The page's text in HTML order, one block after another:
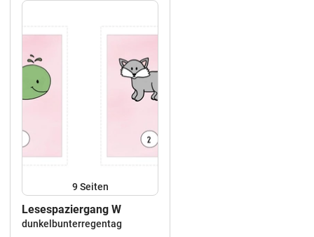
9Seiten
Lesespaziergang W
dunkelbunterregentag